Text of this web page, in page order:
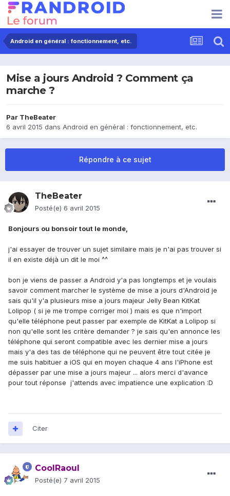
Android en général : fonctionnement, etc.
Mise a jours Android ? Comment ça
marche ?
Par TheBeater
6 avril 2015 dans Android en général : fonctionnement, etc.
Répondre à ce sujet
TheBeater
Posté(e) 6 avril 2015
Bonjours ou bonsoir tout le monde,
j'ai essayer de trouver un sujet similaire mais je n'ai pas trouver si
il en existe déjà un dit le moi ^^
bon je viens de passer a Android y'a pas longtemps et je voulais
savoir comment marcher le système de mise a jours d'Android je
sais qu'il y'a plusieurs mise a jours majeur Jelly Bean KitKat
Lolipop ( si je me trompe corriger moi ) mais es que n'import
qu'elle téléphone peut passer par exemple de KitKat a Lolipop si
non qu'elle sont les critère demander ? je sais qu'en annonce les
téléphone qui seront compatible avec les dernier mise a jours
mais y'a des tas de téléphone qui ne peuvent être tout citée je
me suis habituer a iOS qui en moyen chaque 4 ans l'iPhone est
dépasser par une mise a jours majeur ... alors merci d'avance
pour tout réponse j'attends avec impatience une explication :D
Citer
CoolRaoul
Posté(e) 7 avril 2015